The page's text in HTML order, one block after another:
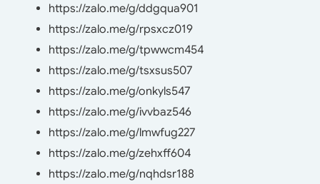
https://zalo.me/g/ddgqua901
https://zalo.me/g/rpsxcz019
https://zalo.me/g/tpwwcm454
https://zalo.me/g/tsxsus507
https://zalo.me/g/onkyls547
https://zalo.me/g/ivvbaz546
https://zalo.me/g/lmwfug227
https://zalo.me/g/zehxff604
https://zalo.me/g/nqhdsr188